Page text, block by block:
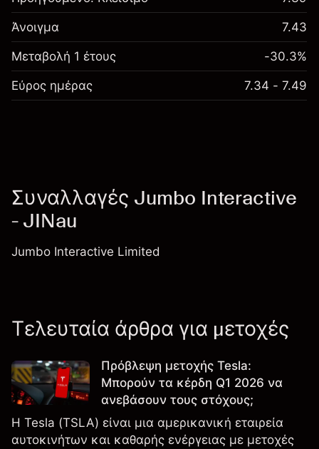
Άνοιγμα 7.43
Μεταβολή 1 έτους -30.3%
Εύρος ημέρας 7.34 - 7.49
Συναλλαγές Jumbo Interactive
- JINau
Jumbo Interactive Limited
Τελευταία άρθρα για μετοχές
Πρόβλεψη μετοχής Tesla:
Μπορούν τα κέρδη Q1 2026 να
ανεβάσουν τους στόχους;
Η Tesla (TSLA) είναι μια αμερικανική εταιρεία
αυτοκινήτων και καθαρής ενέργειας με μετοχές